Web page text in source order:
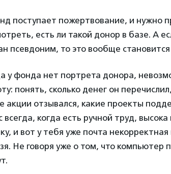
поступает пожертвование, и нужно
есть ли такой донор в базе. А
псевдоним, то это вообще
у фонда нет портрета донора,
понять, сколько денег он
акции отзывался, какие проекты
всегда, когда есть ручной труд,
и вот у тебя уже почта
Не говоря уже о том, что компьютер